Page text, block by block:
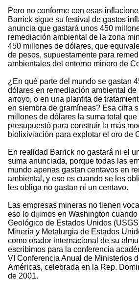
Pero no conforme con esas
Barrick sigue su festival de gastos
anuncia que gastará unos 450
remediación ambiental de la zona
450 millones de dólares, que
de pesos, supuestamente para
ambientales del entorno minero de
¿En qué parte del mundo se gastan
dólares en remediación ambiental de
arroyo, o en una plantita de
en siembra de gramíneas? Esa cifra
millones de dólares la suma total
presupuestó para construir la más
biolixiviación para explotar el oro de
En realidad Barrick no gastará ni el
suma anunciada, porque todas las
mundo apenas gastan centavos en
ambiental, y eso es cuando se les
les obliga no gastan ni un centavo.
Las empresas mineras no tienen
eso lo dijimos en Washington
Geológico de Estados Unidos
Minería y Metalurgia de Estados
como orador internacional de su
escribimos para la conferencia
VI Conferencia Anual de Ministerios
Américas, celebrada en la Rep.
de 2001.